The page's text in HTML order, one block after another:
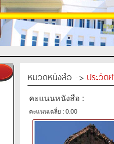
หมวดหนังสือ -> ประวัติ
คะแนนหนังสือ :
คะแนนเฉลี่ย : 0.00